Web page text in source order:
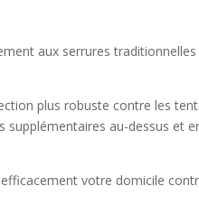
aux serrures traditionnelles
plus robuste contre les
supplémentaires au-dessus et
votre domicile